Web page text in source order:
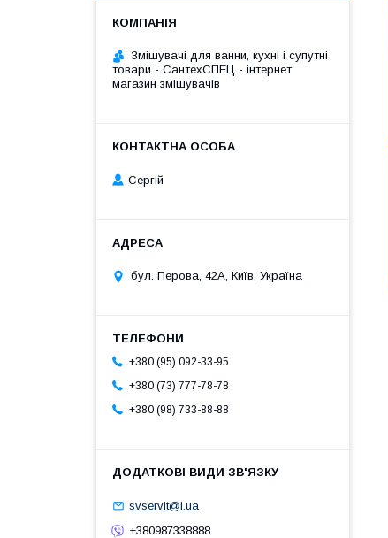
Змішувачі для ванни, кухні і супутні
товари - СантехСПЕЦ - інтернет
магазин змішувачів
Сергій
бул. Перова, 42А, Київ, Україна
+380 (95) 092-33-95
+380 (73) 777-78-78
+380 (98) 733-88-88
svservit@i.ua
+380987338888